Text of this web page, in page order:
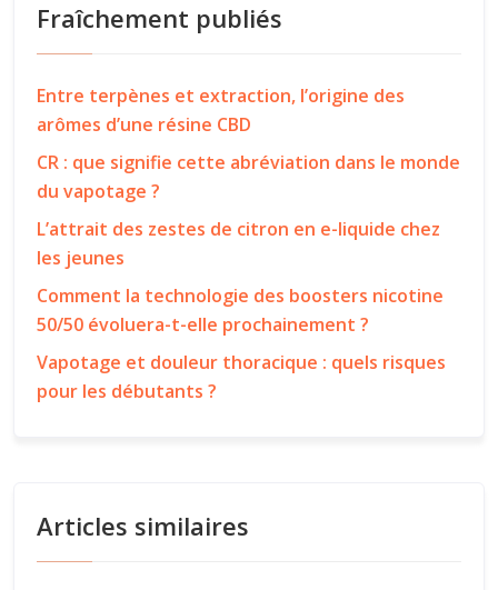
Fraîchement publiés
Entre terpènes et extraction, l’origine des
arômes d’une résine CBD
CR : que signifie cette abréviation dans le monde
du vapotage ?
L’attrait des zestes de citron en e-liquide chez
les jeunes
Comment la technologie des boosters nicotine
50/50 évoluera-t-elle prochainement ?
Vapotage et douleur thoracique : quels risques
pour les débutants ?
Articles similaires